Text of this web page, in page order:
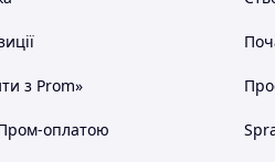
потрібно вказати:
/ артикул товару.
перевізник.
з Prom»
оплатою